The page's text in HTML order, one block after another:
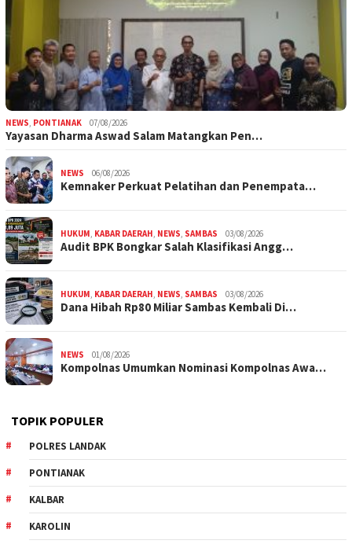
NEWS PONTIANAK 07/08/2026
Yayasan Dharma Aswad Salam Matangkan Pen…
NEWS 06/08/2026
Kemnaker Perkuat Pelatihan dan Penempata…
HUKUM KABAR DAERAH NEWS SAMBAS 03/08/2026
Audit BPK Bongkar Salah Klasifikasi Angg…
HUKUM KABAR DAERAH NEWS SAMBAS 03/08/2026
Dana Hibah Rp80 Miliar Sambas Kembali Di…
NEWS 01/08/2026
Kompolnas Umumkan Nominasi Kompolnas Awa…
TOPIK POPULER
POLRES LANDAK
PONTIANAK
KALBAR
KAROLIN